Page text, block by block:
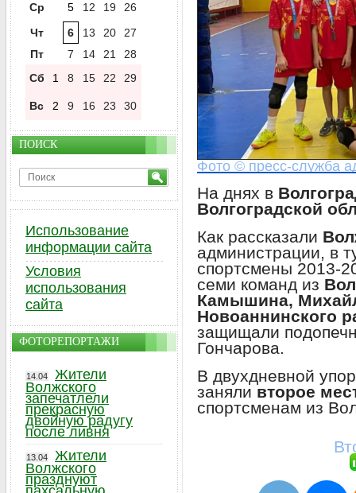
Фото © пресс-служба
На днях в
Волгоградской
Как рассказали
администрации, в
спортсмены 2013-
семи команд из
Камышина,
Новоаннинского
защищали
Гончарова.
В двухдневной
заняли второе
спортсменам из
Ср 5 12 19
26
Чт
6 13 20
27
Пт
7 14 21
28
Сб
1 8 15 22 29
Вс 2 9 16 23 30
ПОИСК
Использование
информации сайта
Условия
использования
сайта
ФОТОРЕПОРТАЖИ
14.04
Жители
Волжского
запечатлели
прекрасную
двойную радугу
после ливня
13.04
Жители
Волжского
празднуют